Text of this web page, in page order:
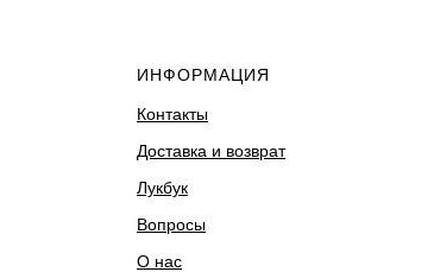
ИНФОРМАЦИЯ
Контакты
Доставка и возврат
Лукбук
Вопросы
О нас